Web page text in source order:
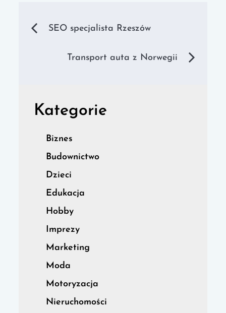
Nawigacja
wpisu
SEO specjalista Rzeszów
Transport auta z Norwegii
Kategorie
Biznes
Budownictwo
Dzieci
Edukacja
Hobby
Imprezy
Marketing
Moda
Motoryzacja
Nieruchomości